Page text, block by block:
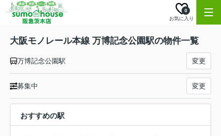
お気に入り
0
大阪モノレール本線 万博記念公園駅の物件一覧
万博記念公園駅 変更
募集中 変更
おすすめの駅